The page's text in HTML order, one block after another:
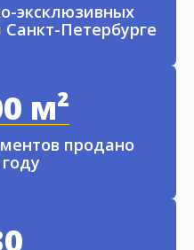
эксклюзивных
Петербурге
м²
продано